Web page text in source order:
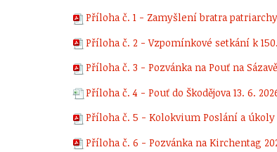
Příloha č. 1 - Zamyšlení bratra
Příloha č. 2 - Vzpomínkové setkání k
Příloha č. 3 - Pozvánka na Pouť na
Příloha č. 4 - Pouť do Škodějova 13. 6.
Příloha č. 5 - Kolokvium Poslání a
Příloha č. 6 - Pozvánka na Kirchentag